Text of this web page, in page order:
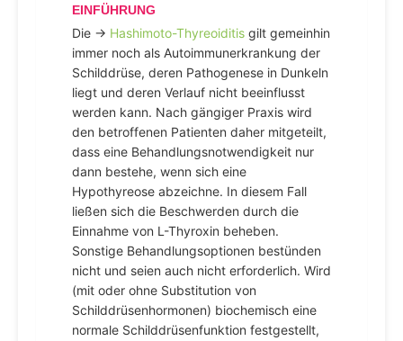
EINFÜHRUNG
Die → Hashimoto-Thyreoiditis gilt gemeinhin
immer noch als Autoimmunerkrankung der
Schilddrüse, deren Pathogenese in Dunkeln
liegt und deren Verlauf nicht beeinflusst
werden kann. Nach gängiger Praxis wird
den betroffenen Patienten daher mitgeteilt,
dass eine Behandlungsnotwendigkeit nur
dann bestehe, wenn sich eine
Hypothyreose abzeichne. In diesem Fall
ließen sich die Beschwerden durch die
Einnahme von L-Thyroxin beheben.
Sonstige Behandlungsoptionen bestünden
nicht und seien auch nicht erforderlich. Wird
(mit oder ohne Substitution von
Schilddrüsenhormonen) biochemisch eine
normale Schilddrüsenfunktion festgestellt,